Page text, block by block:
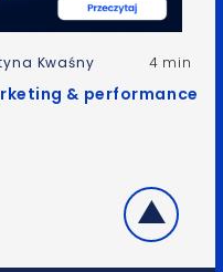
Kwaśny 4 min
& performance